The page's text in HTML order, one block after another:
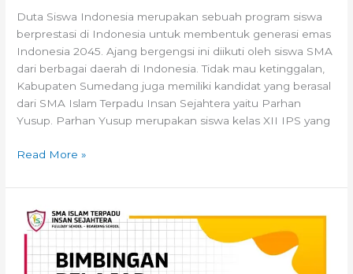
Duta Siswa Indonesia merupakan sebuah program siswa
berprestasi di Indonesia untuk membentuk generasi emas
Indonesia 2045. Ajang bergengsi ini diikuti oleh siswa SMA
dari berbagai daerah di Indonesia. Tidak mau ketinggalan,
Kabupaten Sumedang juga memiliki kandidat yang berasal
dari SMA Islam Terpadu Insan Sejahtera yaitu Parhan
Yusup. Parhan Yusup merupakan siswa kelas XII IPS yang
Read More »
Awal
Semester
Tahun